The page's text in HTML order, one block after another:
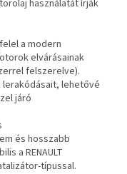
használatát írják
a modern
elvárásainak
felszerelve).
lehetővé
járó
és hosszabb
a RENAULT
típussal.